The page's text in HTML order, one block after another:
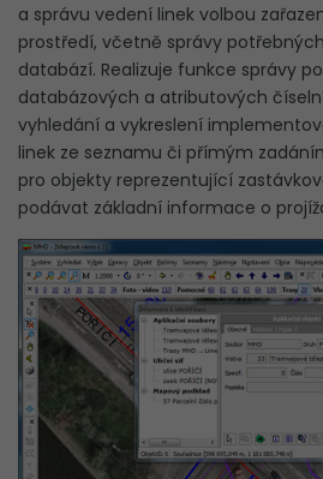
a správu vedení linek volbou
prostředí, včetně správy
databází. Realizuje funkce správy
databázových a atributových
vyhledání a vykreslení
linek ze seznamu či přímým
pro objekty reprezentující
podávat základní informace o